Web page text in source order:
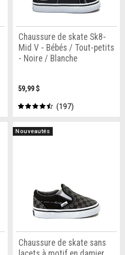
Chaussure de skate Sk8-
Mid V - Bébés / Tout-petits
- Noire / Blanche
59,99 $
197
Nouveautés
Chaussure de skate sans